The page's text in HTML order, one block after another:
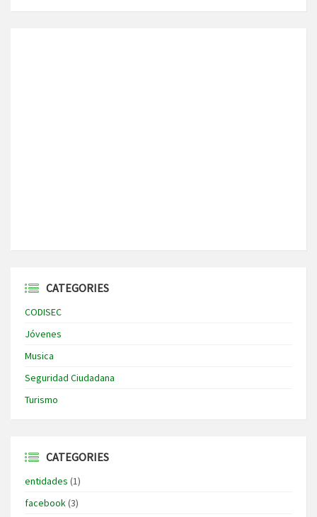
CATEGORIES
CODISEC
Jóvenes
Musica
Seguridad Ciudadana
Turismo
CATEGORIES
entidades (1)
facebook(3)